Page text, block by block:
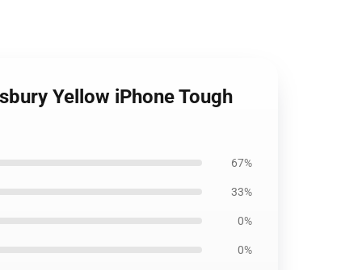
Yellow iPhone Tough
67%
33%
0%
0%